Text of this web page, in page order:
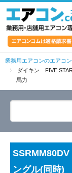
業務用エアコンのエアコ
ダイキン FIVE
馬力
ングル(同時)